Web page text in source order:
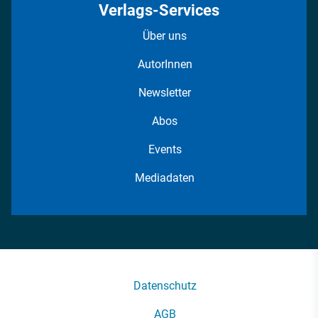
Verlags-Services
Über uns
AutorInnen
Newsletter
Abos
Events
Mediadaten
Datenschutz
AGB